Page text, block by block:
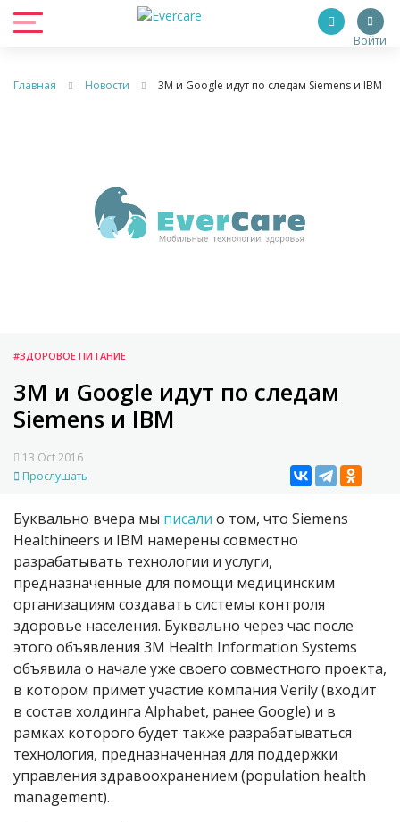
Войти
Главная Новости 3M и Google идут по следам Siemens и IBM
#ЗДОРОВОЕ ПИТАНИЕ
3M и Google идут по следам
Siemens и IBM
13 Oct 2016
Прослушать
Буквально вчера мы писали о том, что Siemens
Healthineers и IBM намерены совместно
разрабатывать технологии и услуги,
предназначенные для помощи медицинским
организациям создавать системы контроля
здоровье населения. Буквально через час после
этого объявления 3M Health Information Systems
объявила о начале уже своего совместного проекта,
в котором примет участие компания Verily (входит
в состав холдинга Alphabet, ранее Google) и в
рамках которого будет также разрабатываться
технология, предназначенная для поддержки
управления здравоохранением (population health
management).